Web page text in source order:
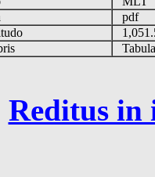
pdf
Reditus in